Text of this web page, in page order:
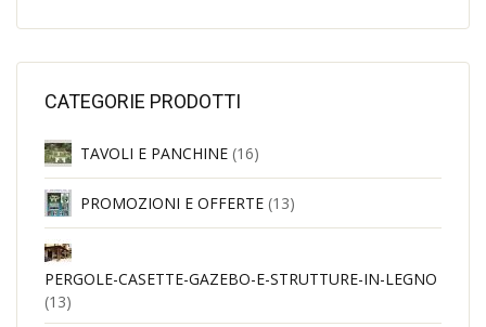
CATEGORIE PRODOTTI
TAVOLI E PANCHINE (16)
PROMOZIONI E OFFERTE (13)
PERGOLE-CASETTE-GAZEBO-E-STRUTTURE-IN-LEGNO
(13)